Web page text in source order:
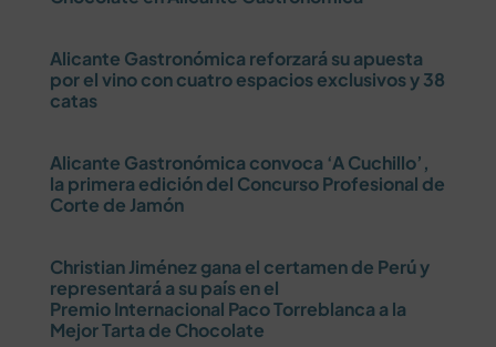
Alicante Gastronómica reforzará su apuesta
por el vino con cuatro espacios exclusivos y 38
catas
Alicante Gastronómica convoca ‘A Cuchillo’,
la primera edición del Concurso Profesional de
Corte de Jamón
Christian Jiménez gana el certamen de Perú y
representará a su país en el
Premio Internacional Paco Torreblanca a la
Mejor Tarta de Chocolate